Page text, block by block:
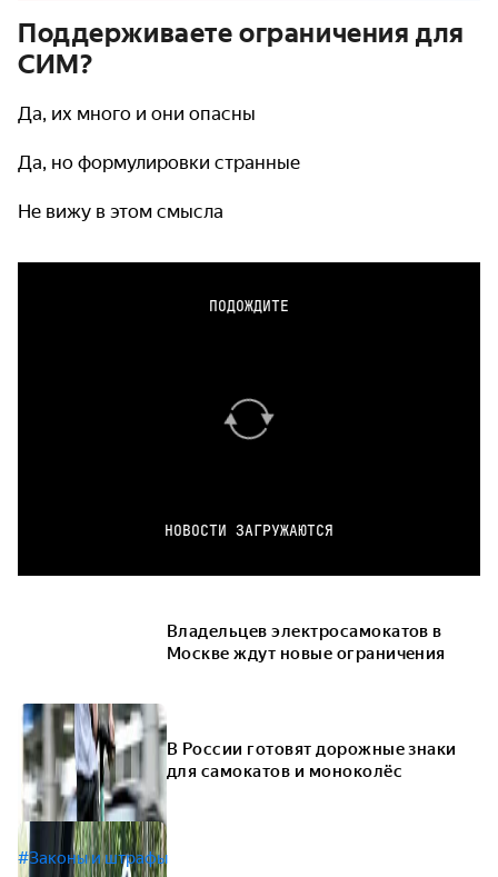
Поддерживаете ограничения для
СИМ?
Да, их много и они опасны
Да, но формулировки странные
Не вижу в этом смысла
ПОДОЖДИТЕ
НОВОСТИ ЗАГРУЖАЮТСЯ
Владельцев электросамокатов в
Москве ждут новые ограничения
В России готовят дорожные знаки
для самокатов и моноколёс
#Законы и штрафы